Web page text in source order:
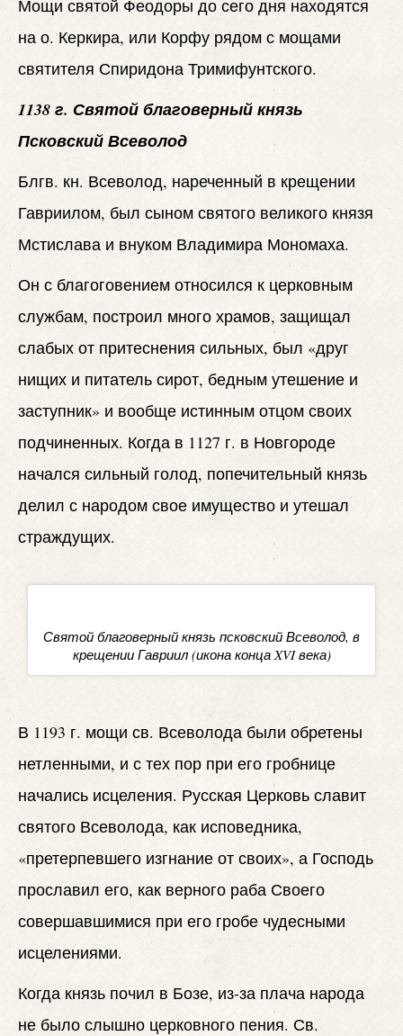
Мощи святой Феодоры до сего дня находятся
на о. Керкира, или Корфу рядом с мощами
святителя Спиридона Тримифунтского.
1138 г. Святой благоверный князь
Псковский Всеволод
Блгв. кн. Всеволод, нареченный в крещении
Гавриилом, был сыном святого великого князя
Мстислава и внуком Владимира Мономаха.
Он с благоговением относился к церковным
службам, построил много храмов, защищал
слабых от притеснения сильных, был «друг
нищих и питатель сирот, бедным утешение и
заступник» и вообще истинным отцом своих
подчиненных. Когда в 1127 г. в Новгороде
начался сильный голод, попечительный князь
делил с народом свое имущество и утешал
страждущих.
Святой благоверный князь псковский Всеволод, в
крещении Гавриил (икона конца XVI века)
В 1193 г. мощи св. Всеволода были обретены
нетленными, и с тех пор при его гробнице
начались исцеления. Русская Церковь славит
святого Всеволода, как исповедника,
«претерпевшего изгнание от своих», а Господь
прославил его, как верного раба Своего
совершавшимися при его гробе чудесными
исцелениями.
Когда князь почил в Бозе, из-за плача народа
не было слышно церковного пения. Св.